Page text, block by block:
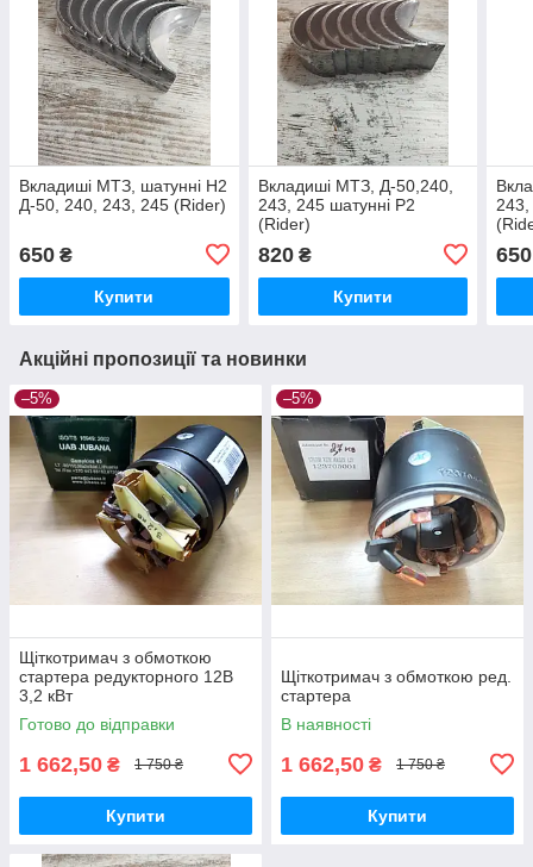
Вкладиші МТЗ, шатунні Н2
Д-50, 240, 243, 245 (Rider)
650 ₴
Купити
Вкладиші МТЗ, Д-50,240,
243, 245 шатунні Р2
(Rider)
820₴
Купити
650
Акційні пропозиції та новинки
–5%
Щіткотримач з обмоткою
стартера редукторного 12В
3,2 кВт
Готово до відправки
1 662,50 ₴ 1 750 ₴
Купити
–5%
Щіткотримач з обмоткою ред.
стартера
В наявності
1 662,50 ₴ 1 750 ₴
Купити